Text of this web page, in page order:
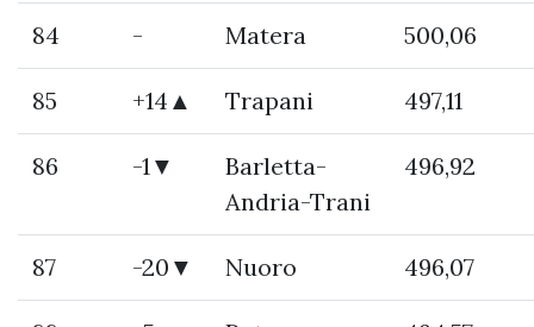
84 - Matera 500,06
85 +14▲ Trapani 497,11
86 -1▼
Barletta-
Andria-Trani
496,92
87 -20▼ Nuoro 496,07